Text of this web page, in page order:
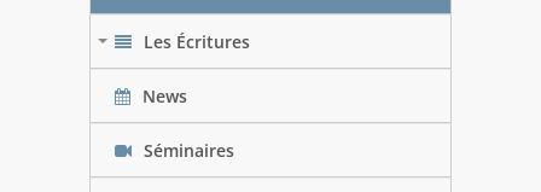
Les Écritures
News
Séminaires